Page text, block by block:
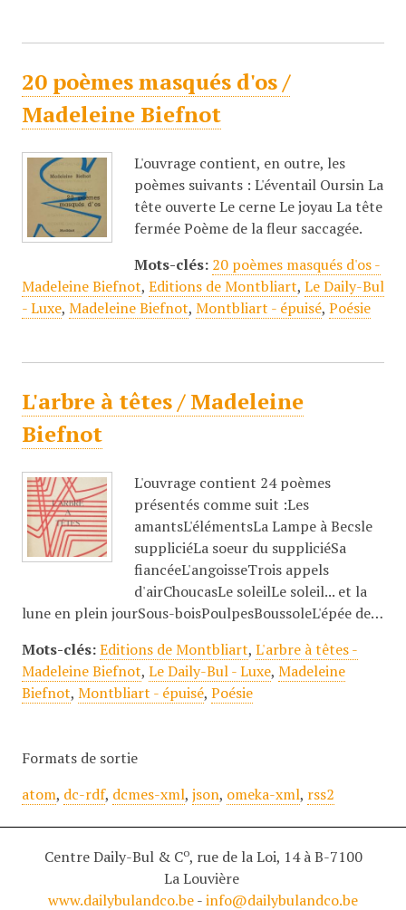
20 poèmes masqués d'os /
Madeleine Biefnot
L'ouvrage contient, en outre, les
poèmes suivants : L'éventail Oursin La
tête ouverte Le cerne Le joyau La tête
fermée Poème de la fleur saccagée.
Mots-clés: 20 poèmes masqués d'os -
Madeleine Biefnot, Editions de Montbliart, Le Daily-Bul
- Luxe, Madeleine Biefnot, Montbliart - épuisé, Poésie
L'arbre à têtes / Madeleine
Biefnot
L'ouvrage contient 24 poèmes
présentés comme suit :Les
amantsL'élémentsLa Lampe à Becsle
suppliciéLa soeur du suppliciéSa
fiancéeL'angoisseTrois appels
d'airChoucasLe soleilLe soleil... et la
lune en plein jourSous-boisPoulpesBoussoleL'épée de…
Mots-clés: Editions de Montbliart, L'arbre à têtes -
Madeleine Biefnot, Le Daily-Bul - Luxe, Madeleine
Biefnot, Montbliart - épuisé, Poésie
Formats de sortie
atom, dc-rdf, dcmes-xml, json, omeka-xml, rss2
Centre Daily-Bul & Co, rue de la Loi, 14 à B-7100
La Louvière
www.dailybulandco.be-info@dailybulandco.be